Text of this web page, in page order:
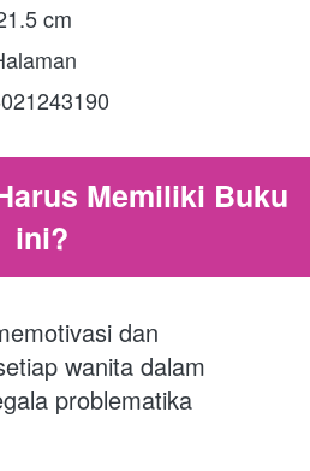
cm
Memiliki Buku
ini?
dan
wanita dalam
problematika